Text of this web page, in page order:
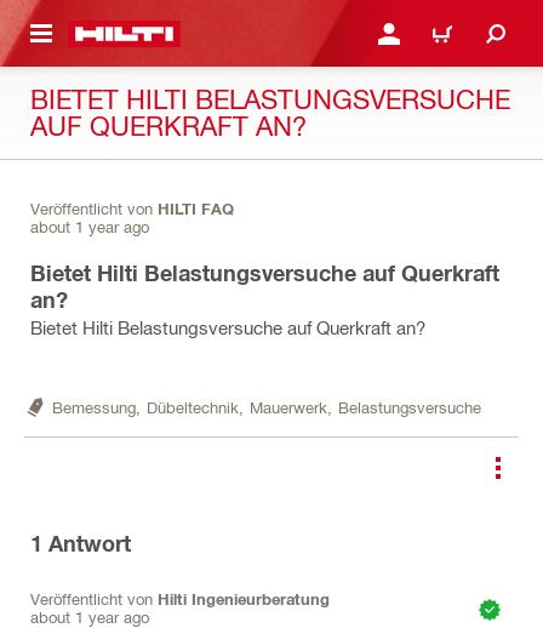
ANMELDEN ODER
WARENKORB
BIETET HILTI BELASTUNGSVERSUCHE
AUF QUERKRAFT AN?
Veröffentlicht von HILTI FAQ
about 1 year ago
Bietet Hilti Belastungsversuche auf Querkraft
an?
Bietet Hilti Belastungsversuche auf Querkraft an?
Bemessung, Dübeltechnik, Mauerwerk, Belastungsversuche
1 Antwort
Veröffentlicht von Hilti Ingenieurberatung
about 1 year ago